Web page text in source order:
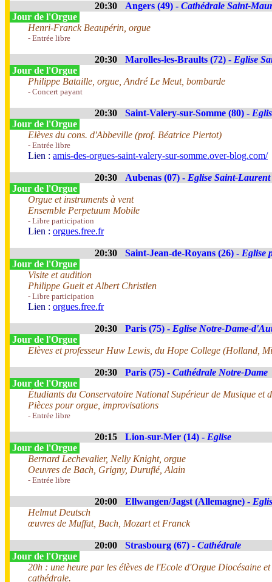
20:30 Angers (49) - Cathédrale Saint-
Jour de l'Orgue
Henri-Franck Beaupérin, orgue
- Entrée libre
20:30 Marolles-les-Braults (72) - Eglise
Jour de l'Orgue
Philippe Bataille, orgue, André Le Meut, bombarde
- Concert payant
20:30 Saint-Valery-sur-Somme (80) -
Jour de l'Orgue
Elèves du cons. d'Abbeville (prof. Béatrice Piertot)
- Entrée libre
Lien : amis-des-orgues-saint-valery-sur-somme.over-blog.com/
20:30 Aubenas (07) - Eglise Saint-Laurent
Jour de l'Orgue
Orgue et instruments à vent
Ensemble Perpetuum Mobile
- Libre participation
Lien : orgues.free.fr
20:30 Saint-Jean-de-Royans (26) - Eglise
Jour de l'Orgue
Visite et audition
Philippe Gueit et Albert Christlen
- Libre participation
Lien : orgues.free.fr
20:30 Paris (75) - Eglise Notre-Dame-
Jour de l'Orgue
Elèves et professeur Huw Lewis, du Hope College (Holland,
20:30 Paris (75) - Cathédrale Notre-Dame
Jour de l'Orgue
Étudiants du Conservatoire National Supérieur de Musique et
Pièces pour orgue, improvisations
- Entrée libre
20:15 Lion-sur-Mer (14) - Eglise
Jour de l'Orgue
Bernard Lechevalier, Nelly Knight, orgue
Oeuvres de Bach, Grigny, Duruflé, Alain
- Entrée libre
20:00 Ellwangen/Jagst (Allemagne) -
Helmut Deutsch
œuvres de Muffat, Bach, Mozart et Franck
20:00 Strasbourg (67) - Cathédrale
Jour de l'Orgue
20h : une heure par les élèves de l'Ecole d'Orgue Diocésaine
cathédrale.